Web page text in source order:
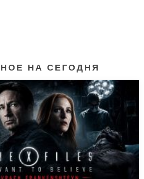
Счастливое число
НА СЕГОДНЯ